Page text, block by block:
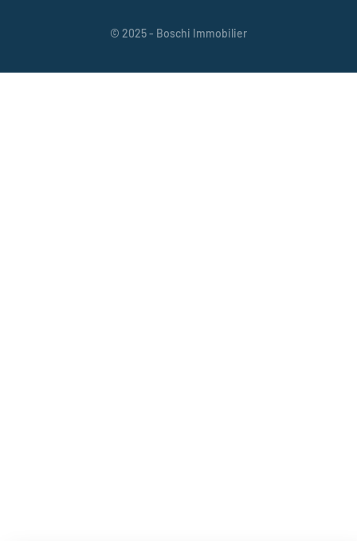
© 2025 - Boschi Immobilier